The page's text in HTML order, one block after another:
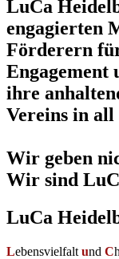
LuCa
engagierten
Förderern
Engagement
ihre
Vereins in all
Wir geben
Wir sind
LuCa
Lebensvielfalt und C